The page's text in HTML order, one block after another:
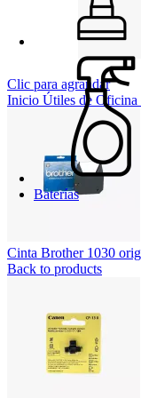
Baterías
Clic para agrandar
Inicio Útiles de Oficina
Cinta Brother 1030
Back to products